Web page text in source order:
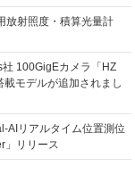
放射照度・積算光量計
100GigEカメラ「HZ
モデルが追加されまし
AIリアルタイム位置測位
」リリース